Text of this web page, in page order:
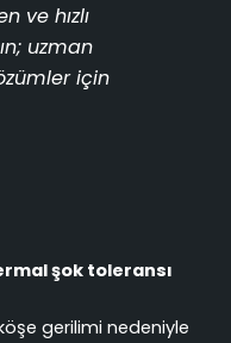
ve hızlı
uzman
için
şok toleransı
gerilimi nedeniyle